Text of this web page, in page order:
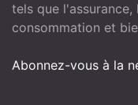
tels que
consommation et
Abonnez-vous à la